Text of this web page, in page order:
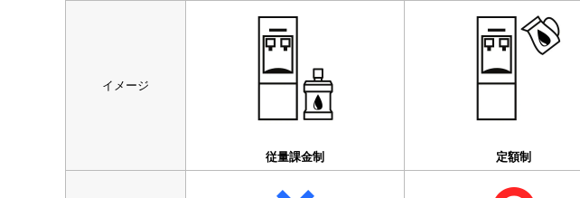
イメージ
従量課金制 定額制